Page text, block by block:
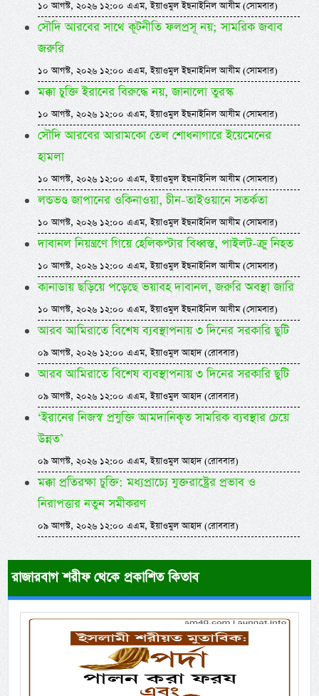
১০ আগস্ট, ২০২৬ ১২:০০ এএম, ইয়াওমুল ইছনাইনিল আযীম (সোমবার)
সৌদি আরবের সাথে কূটনীতি ফলপ্রসূ নয়; সামরিক জবাব
জরুরি
১০ আগস্ট, ২০২৬ ১২:০০ এএম, ইয়াওমুল ইছনাইনিল আযীম (সোমবার)
মক্কা চুক্তি ইরানের বিরুদ্ধে নয়, জানালো তুরস্ক
১০ আগস্ট, ২০২৬ ১২:০০ এএম, ইয়াওমুল ইছনাইনিল আযীম (সোমবার)
সৌদি আরবের আরামকো তেল শোধনাগারে ইয়েমেনের
হামলা
১০ আগস্ট, ২০২৬ ১২:০০ এএম, ইয়াওমুল ইছনাইনিল আযীম (সোমবার)
লন্ডভণ্ড জাপানের ওকিনাওয়া, চীন-তাইওয়ানে সতর্কতা
১০ আগস্ট, ২০২৬ ১২:০০ এএম, ইয়াওমুল ইছনাইনিল আযীম (সোমবার)
দাবানল নিয়ন্ত্রণে গিয়ে হেলিকপ্টার বিধ্বস্ত, পাইলট-ক্রু নিহত
১০ আগস্ট, ২০২৬ ১২:০০ এএম, ইয়াওমুল ইছনাইনিল আযীম (সোমবার)
কানাডায় ছড়িয়ে পড়েছে ভয়াবহ দাবানল, জরুরি অবস্থা জারি
১০ আগস্ট, ২০২৬ ১২:০০ এএম, ইয়াওমুল ইছনাইনিল আযীম (সোমবার)
আরব আমিরাতে বিশেষ ব্যবস্থাপনায় ৩ দিনের সরকারি ছুটি
০৯ আগস্ট, ২০২৬ ১২:০০ এএম, ইয়াওমুল আহাদ (রোববার)
আরব আমিরাতে বিশেষ ব্যবস্থাপনায় ৩ দিনের সরকারি ছুটি
০৯ আগস্ট, ২০২৬ ১২:০০ এএম, ইয়াওমুল আহাদ (রোববার)
‘ইরানের নিজস্ব প্রযুক্তি আমদানিকৃত সামরিক ব্যবস্থার চেয়ে
উন্নত’
০৯ আগস্ট, ২০২৬ ১২:০০ এএম, ইয়াওমুল আহাদ (রোববার)
মক্কা প্রতিরক্ষা চুক্তি: মধ্যপ্রাচ্যে যুক্তরাষ্ট্রের প্রভাব ও
নিরাপত্তার নতুন সমীকরণ
০৯ আগস্ট, ২০২৬ ১২:০০ এএম, ইয়াওমুল আহাদ (রোববার)
রাজারবাগ শরীফ থেকে প্রকাশিত কিতাব